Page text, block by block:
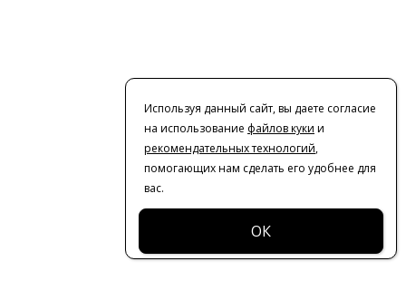
Используя данный сайт, вы даете согласие
на использование файлов куки и
рекомендательных технологий,
помогающих нам сделать его удобнее для
вас.